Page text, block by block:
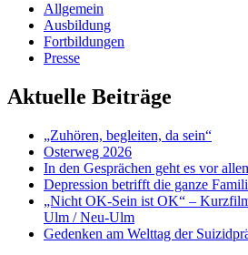
Allgemein
Ausbildung
Fortbildungen
Presse
Aktuelle Beiträge
„Zuhören, begleiten, da sein“
Osterweg 2026
In den Gesprächen geht es vor
Depression betrifft die ganze
„Nicht OK-Sein ist OK“ –
Ulm / Neu-Ulm
Gedenken am Welttag der